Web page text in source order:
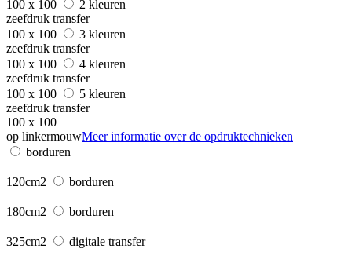
100 x 100
2 kleuren
zeefdruk transfer
100 x 100
3 kleuren
zeefdruk transfer
100 x 100
4 kleuren
zeefdruk transfer
100 x 100
5 kleuren
zeefdruk transfer
100 x 100
op linkermouwMeer informatie over de opdruktechnieken
borduren
120cm2 borduren
180cm2 borduren
325cm2 digitale transfer